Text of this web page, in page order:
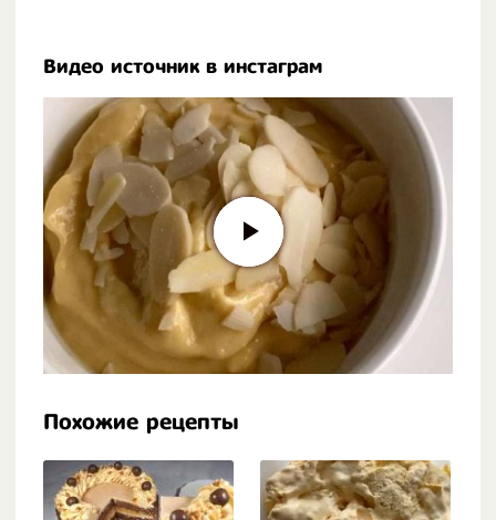
Видео источник в инстаграм
Похожие рецепты